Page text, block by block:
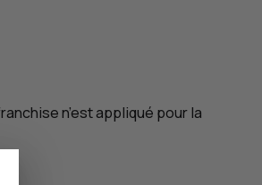
n’est appliqué pour la